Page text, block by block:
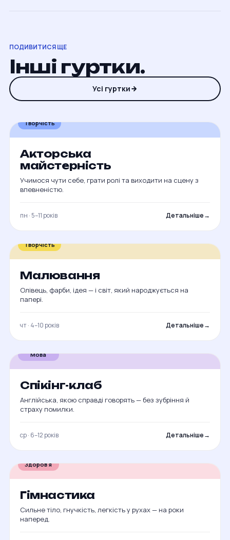
ПОДИВИТИСЯ ЩЕ
Інші гуртки.
Усі гуртки
Творчість
Акторська
майстерність
Учимося чути себе, грати ролі та виходити на сцену з
впевненістю.
пн · 5–11 років Детальніше→
Творчість
Малювання
Олівець, фарби, ідея — і світ, який народжується на
папері.
чт · 4–10 років Детальніше→
Мова
Спікінг-клаб
Англійська, якою справді говорять — без зубріння й
страху помилки.
ср · 6–12 років Детальніше→
Здоров'я
Гімнастика
Сильне тіло, гнучкість, легкість у рухах — на роки
наперед.